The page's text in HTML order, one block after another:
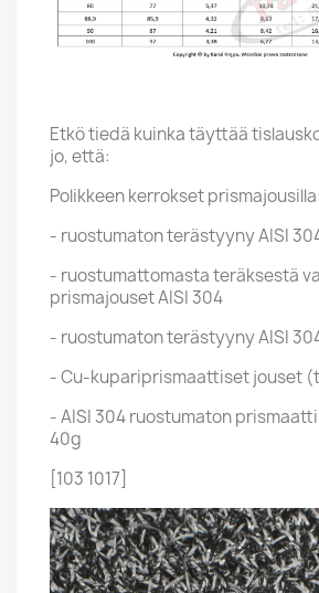
Etkö tiedä kuinka täyttää
jo, että:
Polikkeen kerrokset prismajousilla:
- ruostumaton terästyyny AISI
- ruostumattomasta teräksestä
prismajouset AISI 304
- ruostumaton terästyyny AISI
- Cu-kupariprismaattiset jouset
- AISI 304 ruostumaton
40g
[103 1017]